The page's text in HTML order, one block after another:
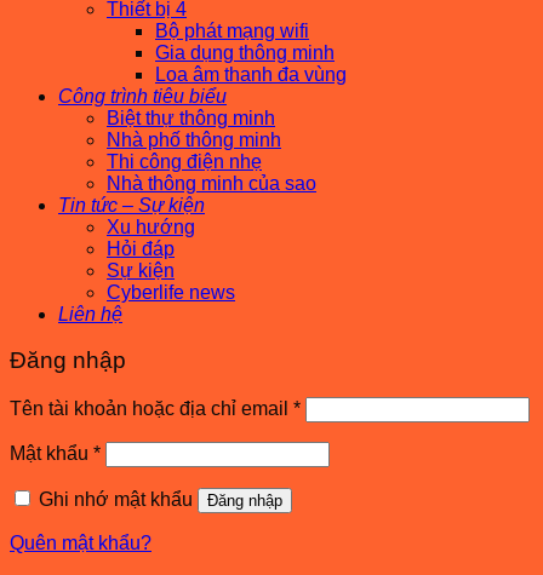
Thiết bị 4
Bộ phát mạng wifi
Gia dụng thông minh
Loa âm thanh đa vùng
Công trình tiêu biểu
Biệt thự thông minh
Nhà phố thông minh
Thi công điện nhẹ
Nhà thông minh của sao
Tin tức – Sự kiện
Xu hướng
Hỏi đáp
Sự kiện
Cyberlife news
Liên hệ
Đăng nhập
Tên tài khoản hoặc địa chỉ email *Bắt
buộc
Mật khẩu *Bắt
buộc
Ghi nhớ mật khẩu
Đăng nhập
Quên mật khẩu?